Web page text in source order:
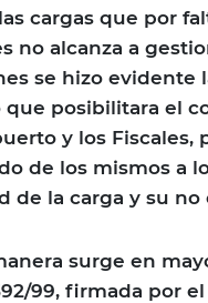
cargas que por
no alcanza a
se hizo evidente
que posibilitara el
y los Fiscales,
de los mismos a
de la carga y su
surge en
99, firmada por